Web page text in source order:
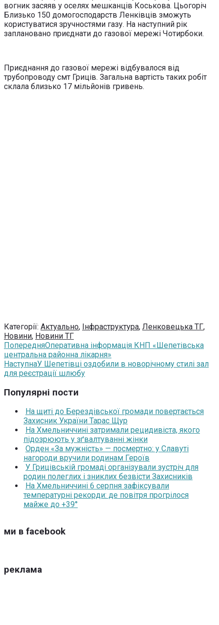
вогник засяяв у оселях мешканців Коськова. Цьогоріч
Близько 150 домогосподарств Ленківців зможуть
користуватися зручностями газу. На наступний рік
заплановано приєднати до газової мережі Чотирбоки.
Приєднання до газової мережі відбувалося від
трубопроводу смт Гриців. Загальна вартість таких робіт
склала близько 17 мільйонів гривень.
Категорії: Актуально, Інфраструктура, Ленковецька ТГ,
Новини, Новини ТГ
ПопередняОперативна інформація КНП «Шепетівська
центральна районна лікарня»
НаступнаУ Шепетівці оздобили в новорічному стилі зал
для реєстрації шлюбу
Популярні пости
На щиті до Берездівської громади повертається
Захисник України Тарас Щур
На Хмельниччині затримали рецидивіста, якого
підозрюють у зґвалтуванні жінки
Орден «За мужність» — посмертно: у Славуті
нагороди вручили родинам Героїв
У Грицівській громаді організували зустріч для
родин полеглих і зниклих безвісти Захисників
На Хмельниччині 6 серпня зафіксували
температурні рекорди: де повітря прогрілося
майже до +39°
ми в facebook
реклама